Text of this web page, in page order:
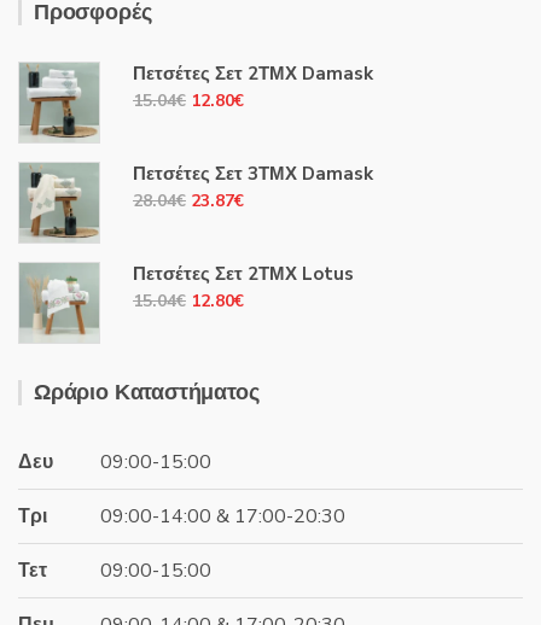
Προσφορές
Πετσέτες Σετ 2ΤΜΧ Damask
15.04€ Original
15.04€.
12.80€Η
είναι:
12.80€.
Πετσέτες Σετ 3ΤΜΧ Damask
28.04€ Original
28.04€.
23.87€Η
είναι:
23.87€.
Πετσέτες Σετ 2ΤΜΧ Lotus
15.04€ Original
15.04€.
12.80€Η
είναι:
Ωράριο Καταστήματος
Δευ 09:00-15:00
Τρι 09:00-14:00 & 17:00-20:30
Τετ 09:00-15:00